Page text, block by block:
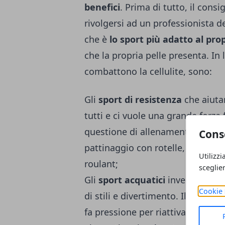
Cookie
benefici. Prima di tutto, il
rivolgersi ad un professionista
che è lo sport più adatto al
che la propria pelle presenta.
combattono la cellulite, sono:
Gli sport di resistenza che
tutti e ci vuole una grande
questione di allenamento.
pattinaggio con rotelle, corsa,
roulant;
Gli sport acquatici invece sono
di stili e divertimento. Il classico
fa pressione per riattivare la